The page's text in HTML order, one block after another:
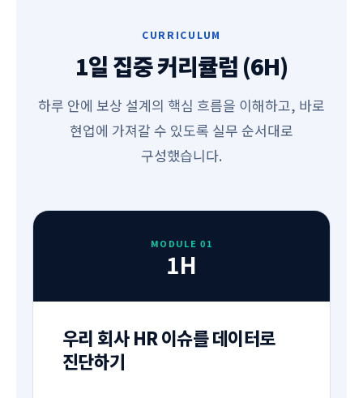
CURRICULUM
1일 집중 커리큘럼 (6H)
하루 안에 보상 설계의 핵심 흐름을 이해하고, 바로
현업에 가져갈 수 있도록 실무 순서대로
구성했습니다.
MODULE 01
1H
우리 회사 HR 이슈를 데이터로
진단하기